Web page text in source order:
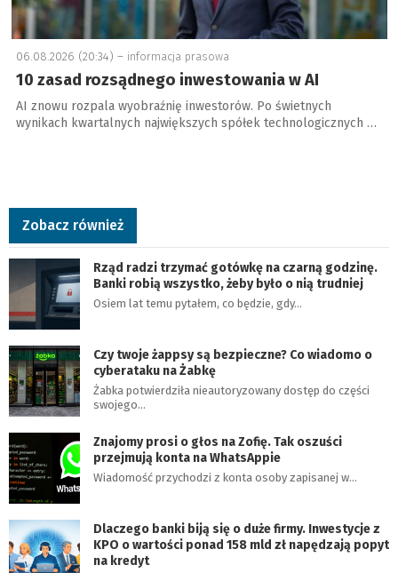
06.08.2026 (20:34) – informacja prasowa
10 zasad rozsądnego inwestowania w AI
AI znowu rozpala wyobraźnię inwestorów. Po świetnych
wynikach kwartalnych największych spółek technologicznych …
Zobacz również
Rząd radzi trzymać gotówkę na czarną godzinę.
Banki robią wszystko, żeby było o nią trudniej
Osiem lat temu pytałem, co będzie, gdy…
Czy twoje żappsy są bezpieczne? Co wiadomo o
cyberataku na Żabkę
Żabka potwierdziła nieautoryzowany dostęp do części
swojego…
Znajomy prosi o głos na Zofię. Tak oszuści
przejmują konta na WhatsAppie
Wiadomość przychodzi z konta osoby zapisanej w…
Dlaczego banki biją się o duże firmy. Inwestycje z
KPO o wartości ponad 158 mld zł napędzają popyt
na kredyt